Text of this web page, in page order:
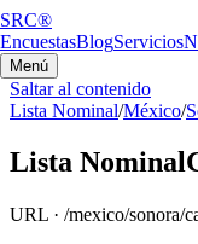
SRC®
EncuestasBlogServicios
Menú
Saltar al contenido
Lista Nominal/México/
Lista Nominal
URL · /mexico/sonora/